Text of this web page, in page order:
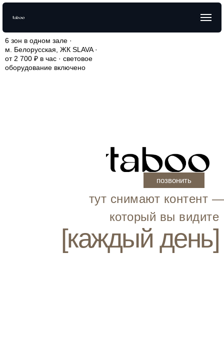
[каждый день]
тут снимают контент —
который вы видите
6 зон в одном зале ·
м. Белорусская, ЖК SLAVA ·
от 2 700 ₽ в час · световое
оборудование включено
позвонить